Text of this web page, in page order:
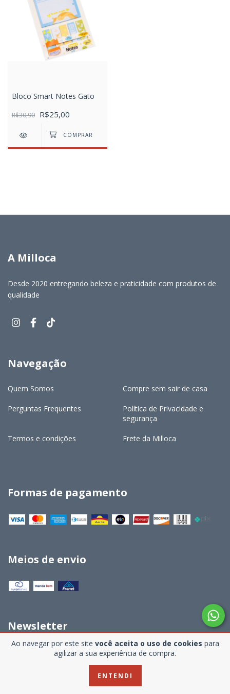
Ao navegar por este site você aceita o uso de cookies para
agilizar a sua experiência de compra.
ENTENDI
Bloco Smart Notes Gato
R$30,90 R$25,00
A Milloca
Desde 2020 entregando beleza e praticidade com produtos de
qualidade
Navegação
Quem Somos Compre sem sair de casa
Perguntas Frequentes
Política de Privacidade e
segurança
Termos e condições Frete da Milloca
Formas de pagamento
Meios de envio
Newsletter
Se inscreva e seja o primeiro a saber de todas as novidades e